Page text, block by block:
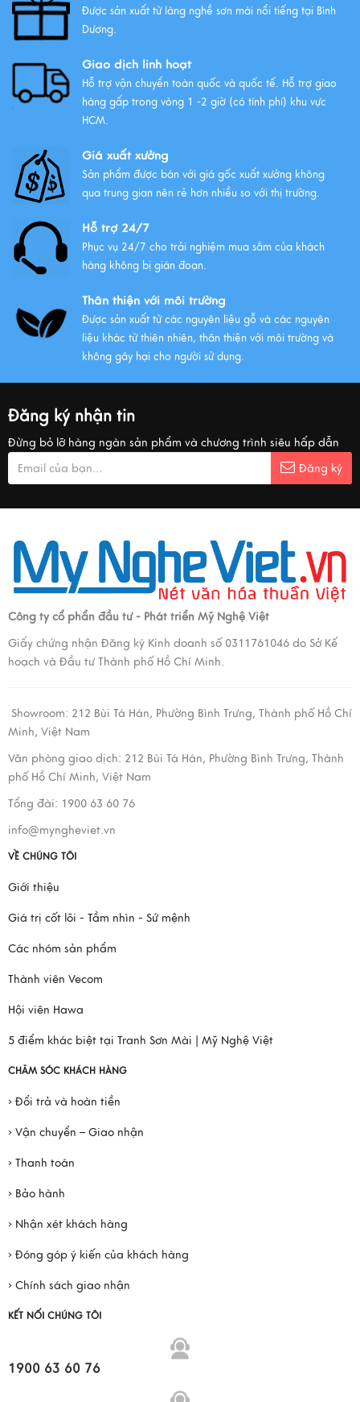
Xem thêm
Được sản xuất từ làng nghề sơn mài nổi tiếng tại Bình
Dương.
Giao dịch linh hoạt
Hỗ trợ vận chuyển toàn quốc và quốc tế. Hỗ trợ giao
hàng gấp trong vòng 1 -2 giờ (có tính phí) khu vực
HCM.
Giá xuất xưởng
Sản phẩm được bán với giá gốc xuất xưởng không
qua trung gian nên rẻ hơn nhiều so với thị trường.
Hỗ trợ 24/7
Phục vụ 24/7 cho trải nghiệm mua sắm của khách
hàng không bị gián đoạn.
Thân thiện với môi trường
Được sản xuất từ các nguyên liệu gỗ và các nguyên
liệu khác từ thiên nhiên, thân thiện với môi trường và
không gây hại cho người sử dụng.
Đăng ký nhận tin
Đừng bỏ lỡ hàng ngàn sản phẩm và chương trình siêu hấp dẫn
Đăng ký
Công ty cổ phẩn đầu tư - Phát triển Mỹ Nghệ Việt
Giấy chứng nhận Đăng ký Kinh doanh số 0311761046 do Sở Kế
hoạch và Đầu tư Thành phố Hồ Chí Minh.
Showroom: 212 Bùi Tá Hán, Phường Bình Trưng, Thành phố Hồ Chí
Minh, Việt Nam
Văn phòng giao dịch: 212 Bùi Tá Hán, Phường Bình Trưng, Thành
phố Hồ Chí Minh, Việt Nam
Tổng đài: 1900 63 60 76
info@myngheviet.vn
VỀ CHÚNG TÔI
Giới thiệu
Giá trị cốt lõi - Tầm nhìn - Sứ mệnh
Các nhóm sản phẩm
Thành viên Vecom
Hội viên Hawa
5 điểm khác biệt tại Tranh Sơn Mài | Mỹ Nghệ Việt
CHĂM SÓC KHÁCH HÀNG
› Đổi trả và hoàn tiền
› Vận chuyển – Giao nhận
› Thanh toán
› Bảo hành
› Nhận xét khách hàng
› Đóng góp ý kiến của khách hàng
› Chính sách giao nhận
KẾT NỐI CHÚNG TÔI
1900 63 60 76